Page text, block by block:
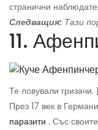
странични
Следващия: Тази
11.
Те ловували
През 17 век в
паразити . Със